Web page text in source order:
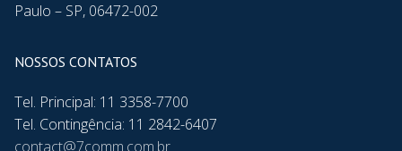
Paulo – SP, 06472-002
NOSSOS CONTATOS
Tel. Principal: 11 3358-7700
Tel. Contingência: 11 2842-6407
contact@7comm.com.br